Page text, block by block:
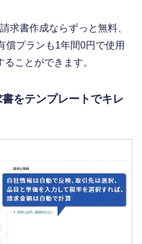
求書作成ならずっと無料、
償プランも1年間0円で使用
ことができます。
をテンプレートでキレ